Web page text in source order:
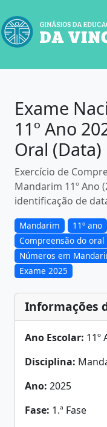
Exame
11º Ano
Oral (Data)
Exercício de
Mandarim 11º Ano
identificação de
Mandarim 11º ano
Compreensão do oral
Números em
Exame 2025
Informações
Ano Escolar: 11º
Disciplina:
Ano: 2025
Fase: 1.ª Fase